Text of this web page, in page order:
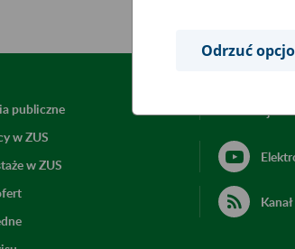
publiczne
w ZUS
w ZUS
Kanał
Odrzuć